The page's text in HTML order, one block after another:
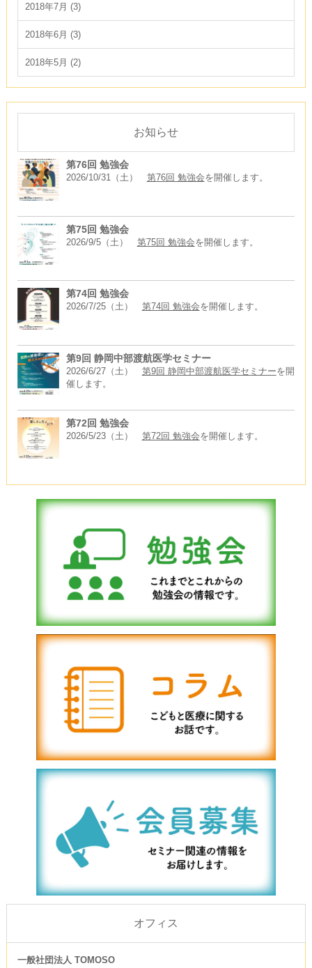
2018年7月 (3)
2018年6月 (3)
2018年5月 (2)
お知らせ
第76回 勉強会
2026/10/31（土） 第76回 勉強会を開催します。
第75回 勉強会
2026/9/5（土） 第75回 勉強会を開催します。
第74回 勉強会
2026/7/25（土） 第74回 勉強会を開催します。
第9回 静岡中部渡航医学セミナー
2026/6/27（土） 第9回 静岡中部渡航医学セミナーを開
催します。
第72回 勉強会
2026/5/23（土） 第72回 勉強会を開催します。
オフィス
一般社団法人 TOMOSO